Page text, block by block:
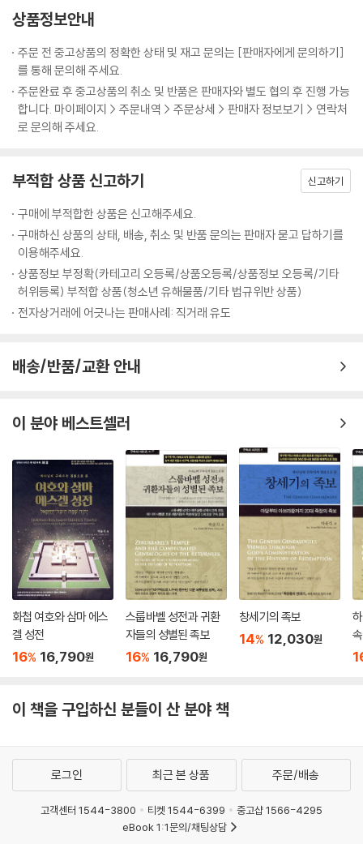
상품정보안내
주문 전 중고상품의 정확한 상태 및 재고 문의는 [판매자에게 문의하기]
를 통해 문의해 주세요.
주문완료 후 중고상품의 취소 및 반품은 판매자와 별도 협의 후 진행 가능
합니다. 마이페이지 > 주문내역 > 주문상세 > 판매자 정보보기 > 연락처
로 문의해 주세요.
부적합 상품 신고하기 신고하기
구매에 부적합한 상품은 신고해주세요.
구매하신 상품의 상태, 배송, 취소 및 반품 문의는 판매자 묻고 답하기를
이용해주세요.
상품정보 부정확(카테고리 오등록/상품오등록/상품정보 오등록/기타
허위등록) 부적합 상품(청소년 유해물품/기타 법규위반 상품)
전자상거래에 어긋나는 판매사례: 직거래 유도
배송/반품/교환 안내
이 분야 베스트셀러
화첩 여호와 삼마 에스
겔 성전
16% 16,790원
스룹바벨 성전과 귀환
자들의 성별된 족보
16% 16,790원
창세기의 족보
14% 12,030원
이 책을 구입하신 분들이 산 분야 책
로그인 최근 본 상품 주문/배송
고객센터 1544-3800 티켓 1544-6399
중고샵 1566-4295
eBook 1:1문의/채팅상담